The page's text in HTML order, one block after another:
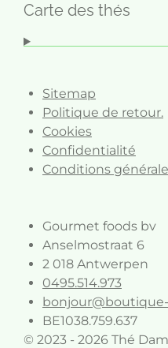
Carte des thés
Sitemap
Politique de retour.
Cookies
Confidentialité
Conditions
Gourmet foods bv
Anselmostraat 6
2 018 Antwerpen
0495.514.973
BE1038.759.637
© 2023 - 2026 Thé